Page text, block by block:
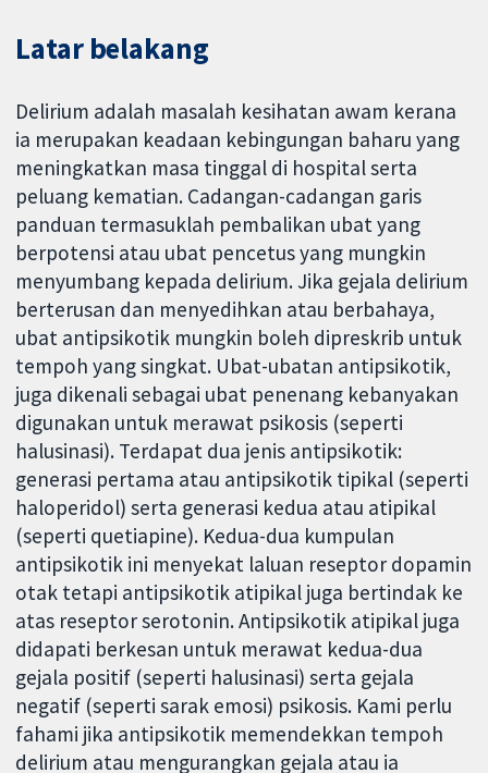
Latar belakang
Delirium adalah masalah kesihatan awam kerana
ia merupakan keadaan kebingungan baharu yang
meningkatkan masa tinggal di hospital serta
peluang kematian. Cadangan-cadangan garis
panduan termasuklah pembalikan ubat yang
berpotensi atau ubat pencetus yang mungkin
menyumbang kepada delirium. Jika gejala delirium
berterusan dan menyedihkan atau berbahaya,
ubat antipsikotik mungkin boleh dipreskrib untuk
tempoh yang singkat. Ubat-ubatan antipsikotik,
juga dikenali sebagai ubat penenang kebanyakan
digunakan untuk merawat psikosis (seperti
halusinasi). Terdapat dua jenis antipsikotik:
generasi pertama atau antipsikotik tipikal (seperti
haloperidol) serta generasi kedua atau atipikal
(seperti quetiapine). Kedua-dua kumpulan
antipsikotik ini menyekat laluan reseptor dopamin
otak tetapi antipsikotik atipikal juga bertindak ke
atas reseptor serotonin. Antipsikotik atipikal juga
didapati berkesan untuk merawat kedua-dua
gejala positif (seperti halusinasi) serta gejala
negatif (seperti sarak emosi) psikosis. Kami perlu
fahami jika antipsikotik memendekkan tempoh
delirium atau mengurangkan gejala atau ia